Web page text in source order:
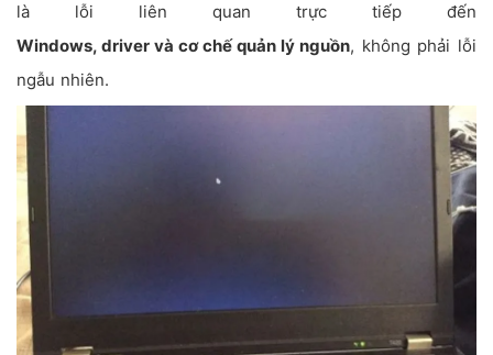
là lỗi liên quan trực tiếp đến
Windows, driver và cơ chế quản lý nguồn, không phải lỗi
ngẫu nhiên.